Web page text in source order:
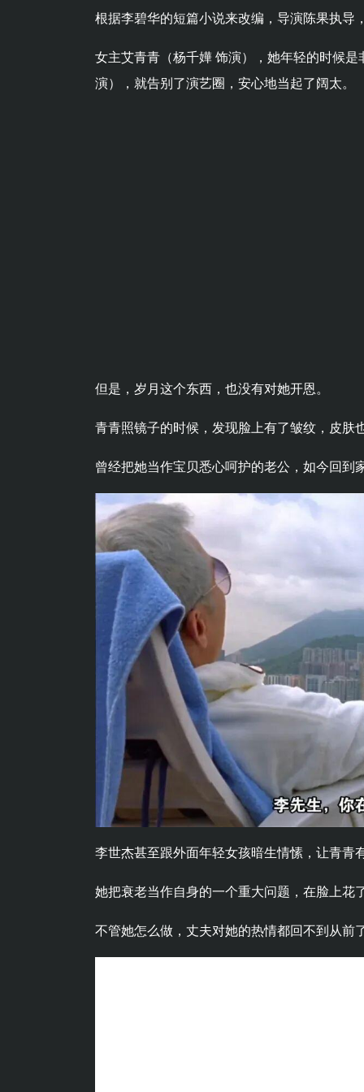
根据李碧华的短篇小说来改编，导演陈果执导
女主艾青青（杨千嬅 饰演），她年轻的时候
演），就告别了演艺圈，安心地当起了阔太。
但是，岁月这个东西，也没有对她开恩。
青青照镜子的时候，发现脸上有了皱纹，皮肤
曾经把她当作宝贝悉心呵护的老公，如今回到
李世杰甚至跟外面年轻女孩暗生情愫，让青青
她把衰老当作自身的一个重大问题，在脸上花
不管她怎么做，丈夫对她的热情都回不到从前